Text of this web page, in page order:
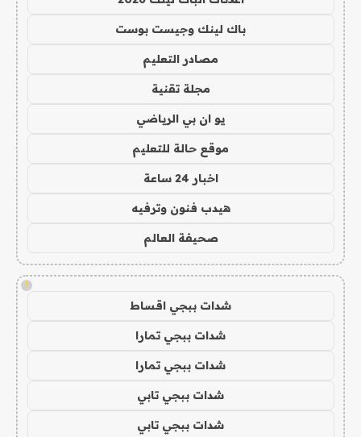
باك لينك وجيست بوست
مصادر التعليم
مجلة تقنية
يو ان بي الرياضي
موقع حالة للتعليم
اخبار 24 ساعة
هيدب فنون وترفيه
صحيفة العالم
!
شدات ببجي اقساط
شدات ببجي تمارا
شدات ببجي تمارا
شدات ببجي تابي
شدات ببجي تابي